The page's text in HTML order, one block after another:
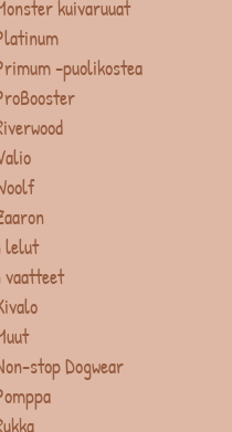
kuivaruuat
-puolikostea
lelut
vaatteet
stop Dogwear